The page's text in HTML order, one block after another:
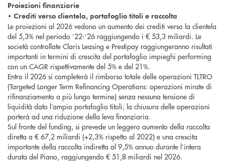
Proiezioni finanziarie
• Crediti verso clientela, portafoglio titoli e raccolta
Le proiezioni al 2026 vedono un aumento dei crediti verso la clientela
del 5,3% nel periodo ’22-’26 raggiungendo i € 53,3 miliardi. Le
società controllate Claris Leasing e Prestipay raggiungeranno risultati
importanti in termini di crescita del portafoglio impieghi performing
con un CAGR rispettivamente del 5% e del 21%.
Entro il 2026 si completerà il rimborso totale delle operazioni TLTRO
(Targeted Longer Term Refinancing Operations: operazioni mirate di
rifinanziamento a più lungo termine) senza nessuna tensione di
liquidità dato l’ampio portafoglio titoli; la chiusura delle operazioni
porterà ad una riduzione della leva finanziaria.
Sul fronte del funding, si prevede un leggero aumento della raccolta
diretta a € 67,2 miliardi (+2,3% rispetto al 2022) e una crescita
importante della raccolta indiretta al 9,5% annuo durante l’intera
durata del Piano, raggiungendo € 51,8 miliardi nel 2026.